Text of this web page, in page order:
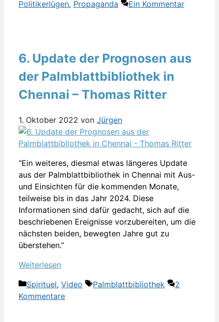
Politikerlügen, Propaganda Ein Kommentar
6. Update der Prognosen aus
der Palmblattbibliothek in
Chennai – Thomas Ritter
1. Oktober 2022 von Jürgen
“Ein weiteres, diesmal etwas längeres Update
aus der Palmblattbibliothek in Chennai mit Aus-
und Einsichten für die kommenden Monate,
teilweise bis in das Jahr 2024. Diese
Informationen sind dafür gedacht, sich auf die
beschriebenen Ereignisse vorzubereiten, um die
nächsten beiden, bewegten Jahre gut zu
überstehen.”
Weiterlesen
Kategorien
Spirituel, Video Schlagwörter
Palmblattbibliothek
2
Kommentare